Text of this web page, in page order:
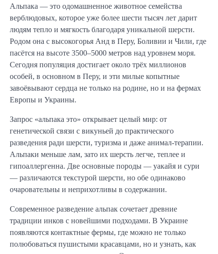
Альпака — это одомашненное животное семейства
верблюдовых, которое уже более шести тысяч лет дарит
людям тепло и мягкость благодаря уникальной шерсти.
Родом она с высокогорья Анд в Перу, Боливии и Чили, где
пасётся на высоте 3500–5000 метров над уровнем моря.
Сегодня популяция достигает около трёх миллионов
особей, в основном в Перу, и эти милые копытные
завоёвывают сердца не только на родине, но и на фермах
Европы и Украины.
Запрос «альпака это» открывает целый мир: от
генетической связи с викуньей до практического
разведения ради шерсти, туризма и даже анимал-терапии.
Альпаки меньше лам, зато их шерсть легче, теплее и
гипоаллергенна. Две основные породы — уакайя и сури
— различаются текстурой шерсти, но обе одинаково
очаровательны и неприхотливы в содержании.
Современное разведение альпак сочетает древние
традиции инков с новейшими подходами. В Украине
появляются контактные фермы, где можно не только
полюбоваться пушистыми красавцами, но и узнать, как